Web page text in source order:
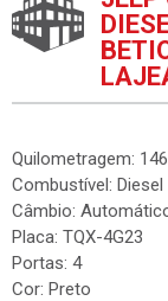
Quilometragem:
Combustível: Diesel
Câmbio:
Placa: TQX-4G23
Portas: 4
Cor: Preto